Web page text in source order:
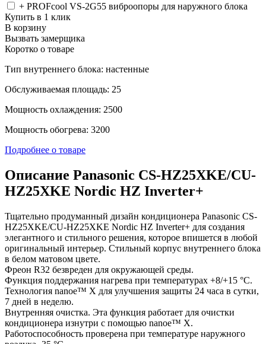
+ PROFcool VS-2G55 виброопоры для наружного блока
Купить в 1 клик
В корзину
Вызвать замерщика
Коротко о товаре
Тип внутреннего блока: настенные
Обслуживаемая площадь: 25
Мощность охлаждения: 2500
Мощность обогрева: 3200
Подробнее о товаре
Описание Panasonic CS-HZ25XKE/CU-
HZ25XKE Nordic HZ Inverter+
Тщательно продуманный дизайн кондиционера Panasonic CS-
HZ25XKE/CU-HZ25XKE Nordic HZ Inverter+ для создания
элегантного и стильного решения, которое впишется в любой
оригинальный интерьер. Стильный корпус внутреннего блока
в белом матовом цвете.
Фреон R32 безвреден для окружающей среды.
Функция поддержания нагрева при температурах +8/+15 °C.
Технология nanoe™ Х для улучшения защиты 24 часа в сутки,
7 дней в неделю.
Внутренняя очистка. Эта функция работает для очистки
кондиционера изнутри с помощью nanoe™ X.
Работоспособность проверена при температуре наружного